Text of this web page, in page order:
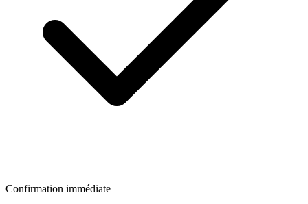
Confirmation immédiate